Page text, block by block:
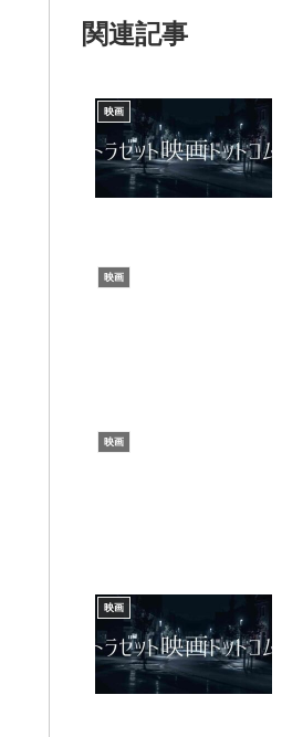
関連記事
映画
映画
映画
映画